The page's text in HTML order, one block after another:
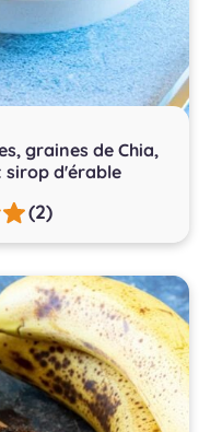
graines de Chia,
sirop d'érable
(2)